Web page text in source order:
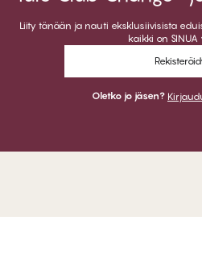
Liity tänään ja nauti eksklusiivisista
kaikki on SINUA
Oletko jo jäsen?